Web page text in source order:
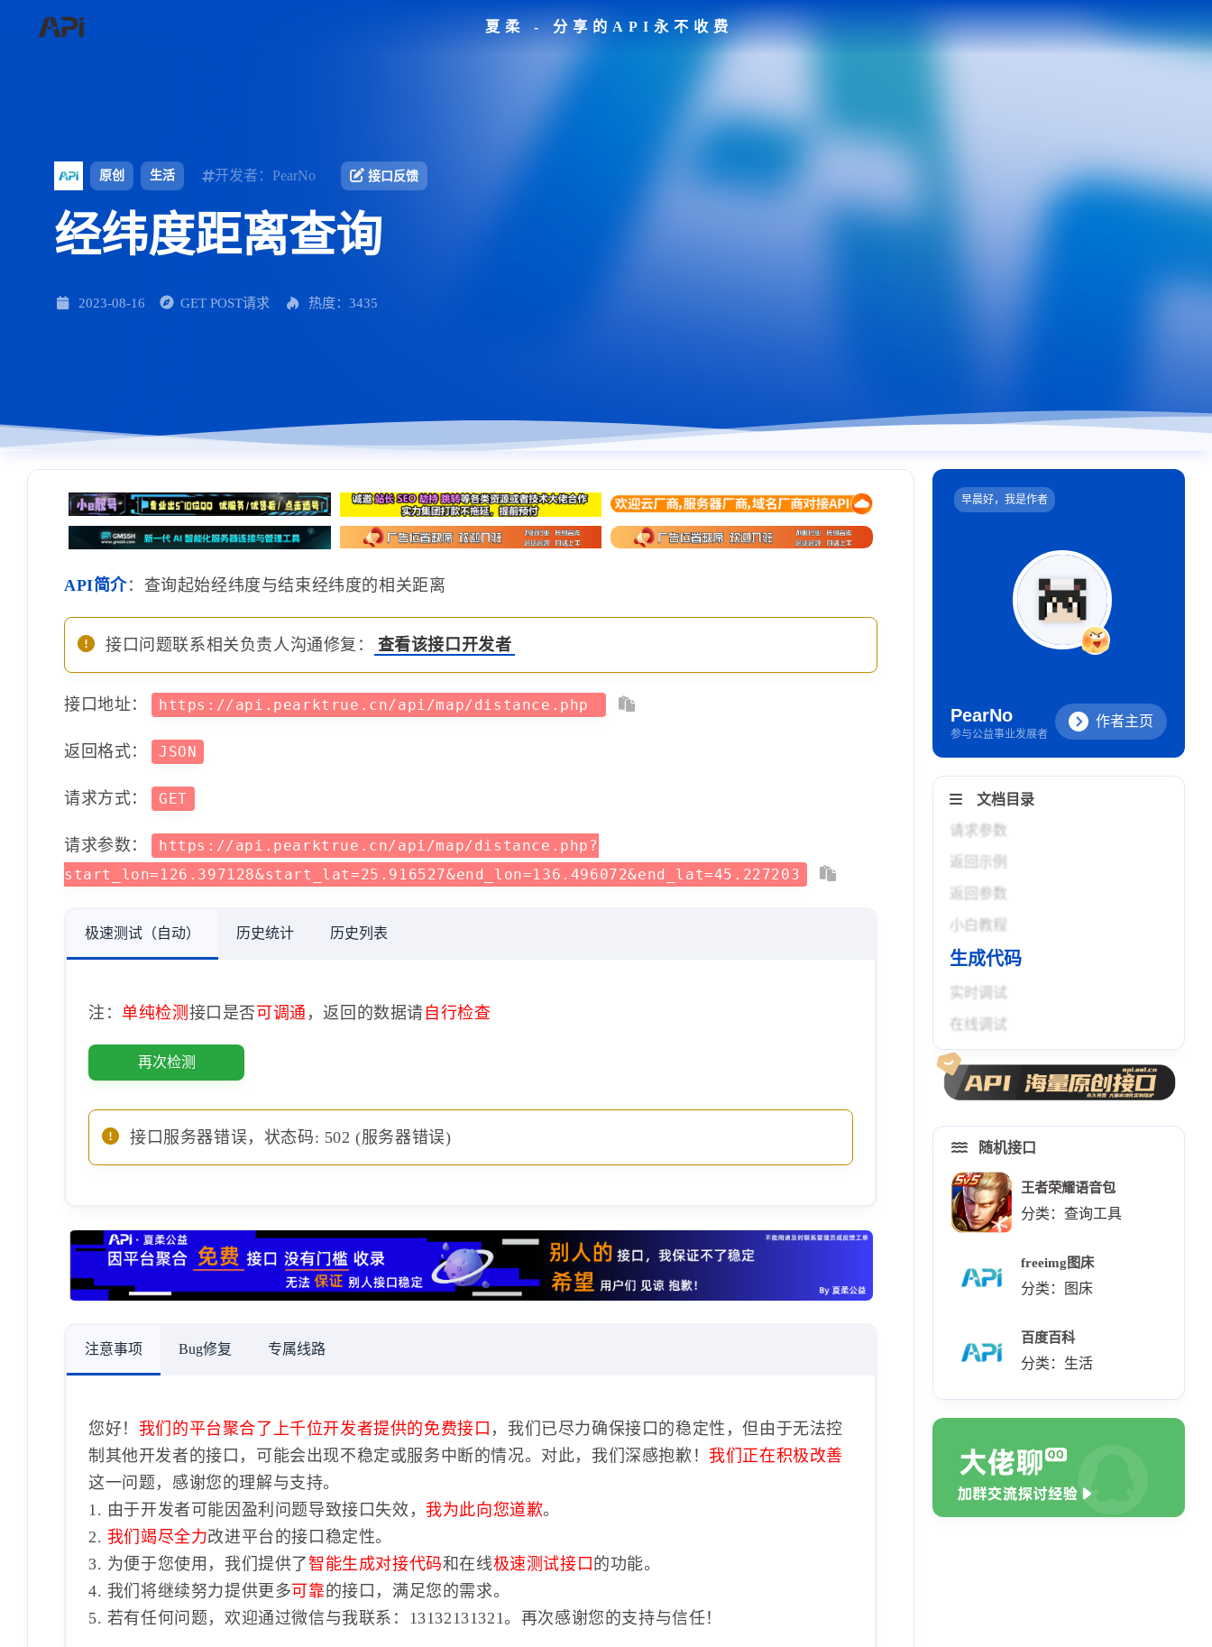
夏柔 - 分享的API永不收费
原创 生活 开发者：PearNo 接口反馈
经纬度距离查询
2023-08-16 GET POST请求 热度：3435
API简介：查询起始经纬度与结束经纬度的相关距离
接口问题联系相关负责人沟通修复： 查看该接口开发者
接口地址： https://api.pearktrue.cn/api/map/distance.php
返回格式： JSON
请求方式： GET
请求参数：
https://api.pearktrue.cn/api/map/distance.php?
start_lon=126.397128&start_lat=25.916527&end_lon=136.496072&end_lat=45.227203
极速测试（自动） 历史统计 历史列表
注： 单纯检测 接口是否可调通 ，返回的数据请 自行检查
再次检测
接口服务器错误，状态码: 502 (服务器错误)
注意事项 Bug修复 专属线路
您好！ 我们的平台聚合了上千位开发者提供的免费接口 ，我们已尽力确保接口的稳定性，但由于无法控
制其他开发者的接口，可能会出现不稳定或服务中断的情况。对此，我们深感抱歉！ 我们正在积极改善
这一问题，感谢您的理解与支持。
1. 由于开发者可能因盈利问题导致接口失效， 我为此向您道歉。
2. 我们竭尽全力改进平台的接口稳定性。
3. 为便于您使用，我们提供了智能生成对接代码和在线极速测试接口 的功能。
4. 我们将继续努力提供更多可靠的接口，满足您的需求。
5. 若有任何问题，欢迎通过微信与我联系：13132131321。再次感谢您的支持与信任！
早晨好，我是作者
作者主页
PearNo
参与公益事业发展者
文档目录
请求参数
返回示例
返回参数
小白教程
生成代码
实时调试
在线调试
随机接口
王者荣耀语音包
分类：查询工具
freeimg图床
分类：图床
百度百科
分类：生活